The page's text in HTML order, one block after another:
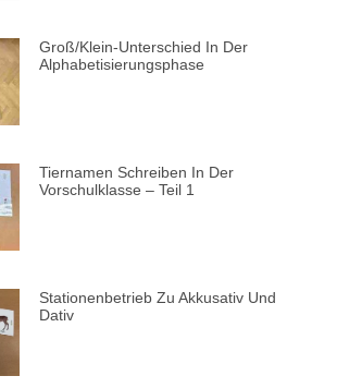
Groß/klein-Unterschied In Der
Alphabetisierungsphase
Tiernamen Schreiben In Der
Vorschulklasse – Teil 1
Stationenbetrieb Zu Akkusativ Und
Dativ